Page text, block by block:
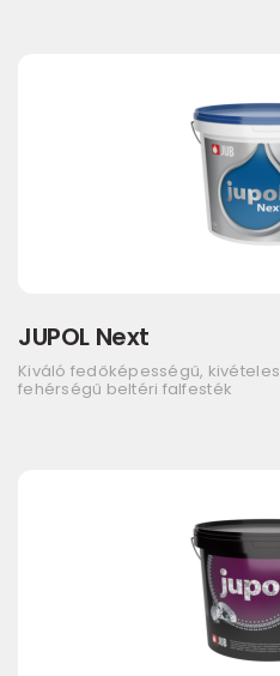
JUPOL Next
Kiváló fedőképességű, kivételes
fehérségű beltéri falfesték